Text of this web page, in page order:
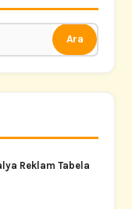
Ara
Reklam Tabela